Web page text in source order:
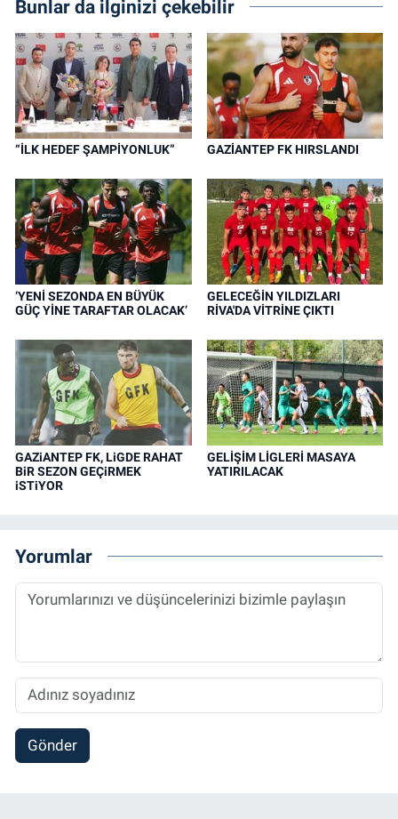
Bunlar da ilginizi çekebilir
“İLK HEDEF ŞAMPİYONLUK” GAZİANTEP FK HIRSLANDI
‘YENİ SEZONDA EN BÜYÜK
GÜÇ YİNE TARAFTAR OLACAK’
GELECEĞİN YILDIZLARI
RİVA'DA VİTRİNE ÇIKTI
GAZiANTEP FK, LiGDE RAHAT
BiR SEZON GEÇiRMEK
iSTiYOR
GELİŞİM LİGLERİ MASAYA
YATIRILACAK
Yorumlar
Gönder